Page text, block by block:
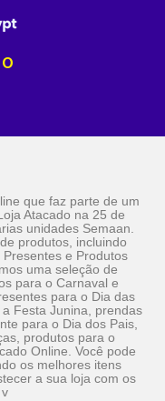
que faz parte de um
Atacado na 25 de
unidades Semaan.
produtos, incluindo
e Produtos
uma seleção de
para o Carnaval e
para o Dia das
Festa Junina, prendas
para o Dia dos Pais,
produtos para o
Online. Você pode
os melhores itens
a sua loja com os